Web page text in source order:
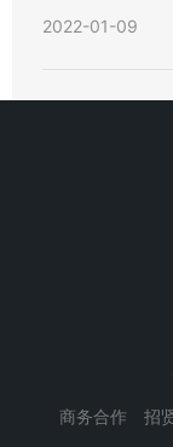
2022-01-09
商务合作 招